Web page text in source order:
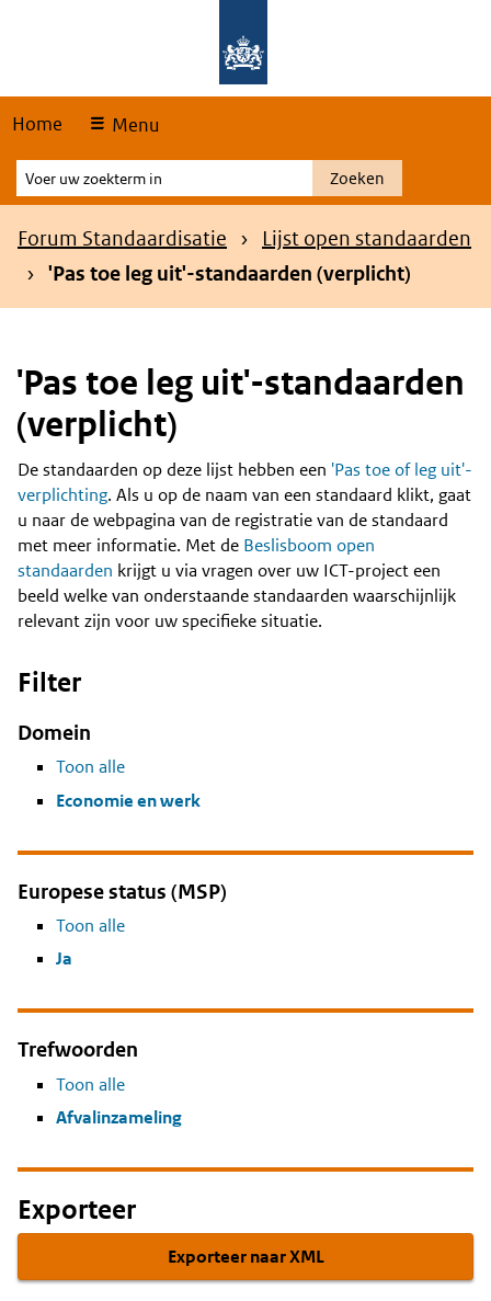
Home Menu
Voer
uw
zoekterm
Zoeken
Kruimelpad
Forum Standaardisatie
Lijst open standaarden
'Pas toe leg uit'-standaarden (verplicht)
'Pas toe leg uit'-standaarden
(verplicht)
Content
De standaarden op deze lijst hebben een 'Pas toe of leg uit'-
verplichting. Als u op de naam van een standaard klikt, gaat
u naar de webpagina van de registratie van de standaard
met meer informatie. Met de Beslisboom open
standaarden krijgt u via vragen over uw ICT-project een
beeld welke van onderstaande standaarden waarschijnlijk
relevant zijn voor uw specifieke situatie.
Filter
Domein
Toon alle
Economie en werk
Europese status (MSP)
Toon alle
Ja
Trefwoorden
Toon alle
Afvalinzameling
Exporteer
Exporteer naar XML